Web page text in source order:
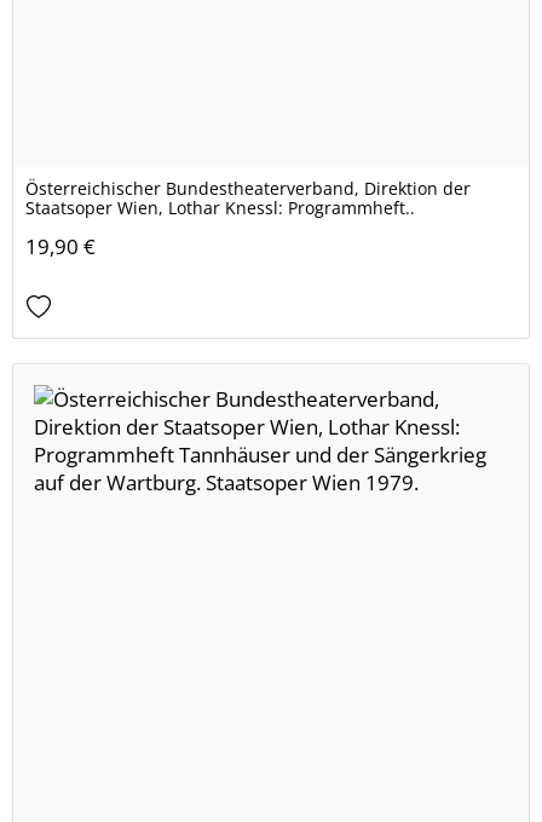
Österreichischer Bundestheaterverband, Direktion der
Staatsoper Wien, Lothar Knessl: Programmheft..
19,90 €